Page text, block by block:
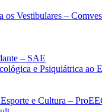
os Vestibulares –
– SAE
e Psiquiátrica ao
e Cultura –